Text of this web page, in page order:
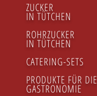
ZUCKER
IN TÜTCHEN
ROHRZUCKER
IN TÜTCHEN
CATERING-SETS
PRODUKTE FÜR DIE
GASTRONOMIE